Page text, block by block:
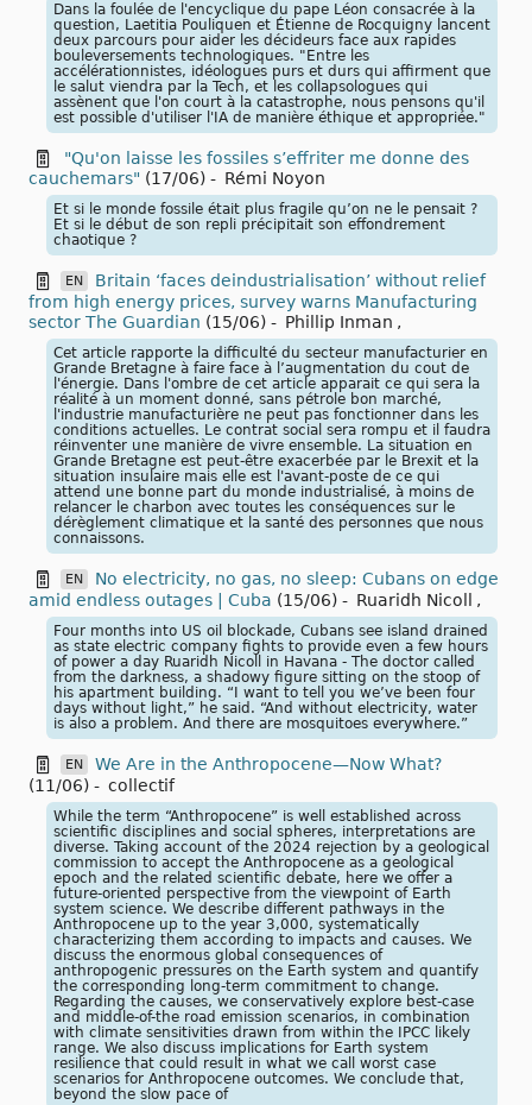
Dans la foulée de l'encyclique du pape Léon consacrée à la
question, Laetitia Pouliquen et Étienne de Rocquigny lancent
deux parcours pour aider les décideurs face aux rapides
bouleversements technologiques. "Entre les
accélérationnistes, idéologues purs et durs qui affirment que
le salut viendra par la Tech, et les collapsologues qui
assènent que l'on court à la catastrophe, nous pensons qu'il
est possible d'utiliser l'IA de manière éthique et appropriée."
"Qu'on laisse les fossiles s’effriter me donne des
cauchemars" (17/06) - Rémi Noyon
Et si le monde fossile était plus fragile qu’on ne le pensait ?
Et si le début de son repli précipitait son effondrement
chaotique ?
EN
Britain ‘faces deindustrialisation’ without relief
from high energy prices, survey warns Manufacturing
sector The Guardian (15/06) - Phillip Inman ,
Cet article rapporte la difficulté du secteur manufacturier en
Grande Bretagne à faire face à l’augmentation du cout de
l'énergie. Dans l'ombre de cet article apparait ce qui sera la
réalité à un moment donné, sans pétrole bon marché,
l'industrie manufacturière ne peut pas fonctionner dans les
conditions actuelles. Le contrat social sera rompu et il faudra
réinventer une manière de vivre ensemble. La situation en
Grande Bretagne est peut-être exacerbée par le Brexit et la
situation insulaire mais elle est l'avant-poste de ce qui
attend une bonne part du monde industrialisé, à moins de
relancer le charbon avec toutes les conséquences sur le
dérèglement climatique et la santé des personnes que nous
connaissons.
EN
No electricity, no gas, no sleep: Cubans on edge
amid endless outages | Cuba (15/06) - Ruaridh Nicoll ,
Four months into US oil blockade, Cubans see island drained
as state electric company fights to provide even a few hours
of power a day Ruaridh Nicoll in Havana - The doctor called
from the darkness, a shadowy figure sitting on the stoop of
his apartment building. “I want to tell you we’ve been four
days without light,” he said. “And without electricity, water
is also a problem. And there are mosquitoes everywhere.”
EN
We Are in the Anthropocene—Now What?
(11/06) - collectif
While the term “Anthropocene” is well established across
scientific disciplines and social spheres, interpretations are
diverse. Taking account of the 2024 rejection by a geological
commission to accept the Anthropocene as a geological
epoch and the related scientific debate, here we offer a
future-oriented perspective from the viewpoint of Earth
system science. We describe different pathways in the
Anthropocene up to the year 3,000, systematically
characterizing them according to impacts and causes. We
discuss the enormous global consequences of
anthropogenic pressures on the Earth system and quantify
the corresponding long-term commitment to change.
Regarding the causes, we conservatively explore best-case
and middle-of-the road emission scenarios, in combination
with climate sensitivities drawn from within the IPCC likely
range. We also discuss implications for Earth system
resilience that could result in what we call worst case
scenarios for Anthropocene outcomes. We conclude that,
beyond the slow pace of